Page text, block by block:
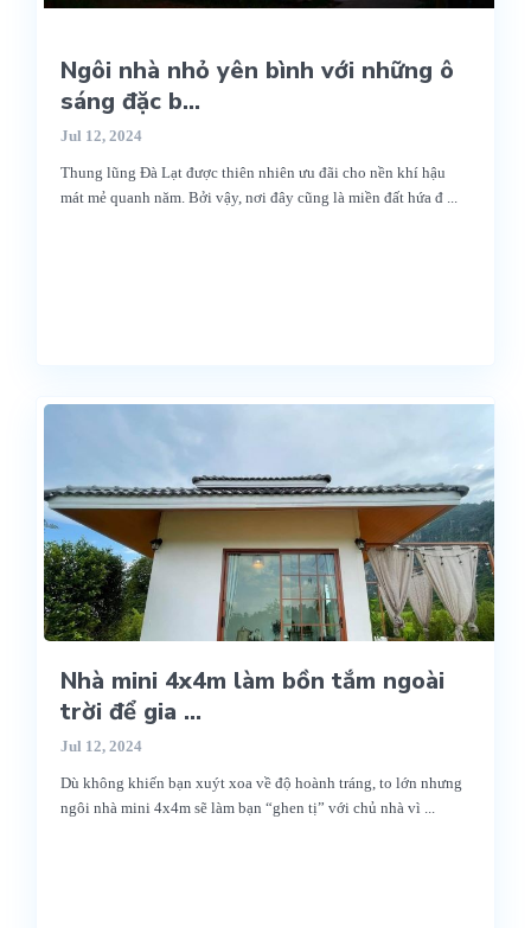
Ngôi nhà nhỏ yên bình với những ô
sáng đặc b...
Jul 12, 2024
Thung lũng Đà Lạt được thiên nhiên ưu đãi cho nền khí hậu
mát mẻ quanh năm. Bởi vậy, nơi đây cũng là miền đất hứa đ ...
Nhà mini 4x4m làm bồn tắm ngoài
trời để gia ...
Jul 12, 2024
Dù không khiến bạn xuýt xoa về độ hoành tráng, to lớn nhưng
ngôi nhà mini 4x4m sẽ làm bạn “ghen tị” với chủ nhà vì ...